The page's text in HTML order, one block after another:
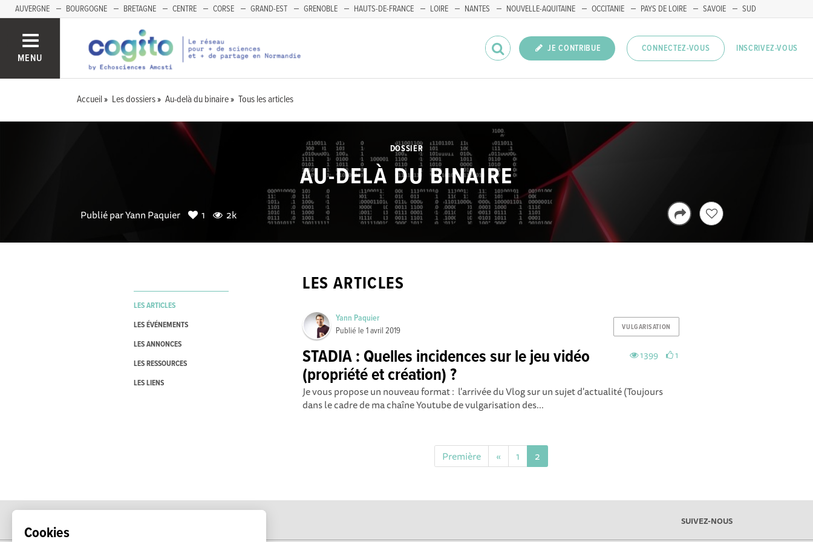
Cookies
AUVERGNE BOURGOGNE BRETAGNE CENTRE CORSE GRAND-EST GRENOBLE HAUTS-DE-FRANCE LOIRE NANTES NOUVELLE-AQUITAINE OCCITANIE PAYS DE LOIRE SAVOIE SUD
MENU
JE CONTRIBUE CONNECTEZ-VOUS INSCRIVEZ-VOUS
Accueil Les dossiers Au-delà du binaire Tous les articles
DOSSIER
AU-DELÀ DU BINAIRE
Publié parYann Paquier 1 2k
LES ARTICLES
LES ÉVÉNEMENTS
LES ANNONCES
LES RESSOURCES
LES LIENS
LES ARTICLES
VULGARISATION
Yann Paquier
Publié le1 avril 2019
1399 1
STADIA : Quelles incidences sur le jeu vidéo
(propriété et création) ?
Je vous propose un nouveau format : l'arrivée du Vlog sur un sujet d'actualité (Toujours
dans le cadre de ma chaîne Youtube de vulgarisation des...
Première « 1 2
SUIVEZ-NOUS